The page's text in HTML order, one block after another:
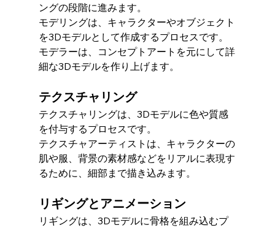
ングの段階に進みます。
モデリングは、キャラクターやオブジェクト
を3Dモデルとして作成するプロセスです。
モデラーは、コンセプトアートを元にして詳
細な3Dモデルを作り上げます。
テクスチャリング
テクスチャリングは、3Dモデルに色や質感
を付与するプロセスです。
テクスチャアーティストは、キャラクターの
肌や服、背景の素材感などをリアルに表現す
るために、細部まで描き込みます。
リギングとアニメーション
リギングは、3Dモデルに骨格を組み込むプ